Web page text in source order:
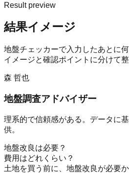
Result preview
結果イメージ
地盤チェッカーで入力したあとに
イメージと確認ポイントに分けて
森 哲也
地盤調査アドバイザー
理系的で信頼感がある。データに
供。
地盤改良は必要？
費用はどれくらい？
土地を買う前に、地盤改良が必要